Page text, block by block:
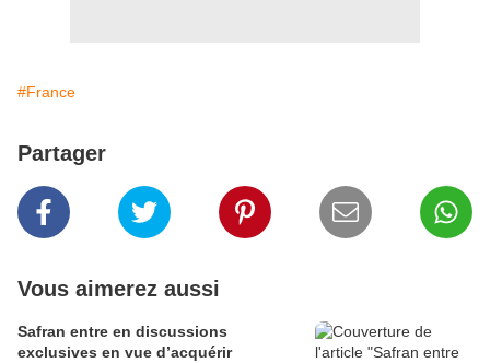
#France
Partager
Vous aimerez aussi
Safran entre en discussions
exclusives en vue d’acquérir